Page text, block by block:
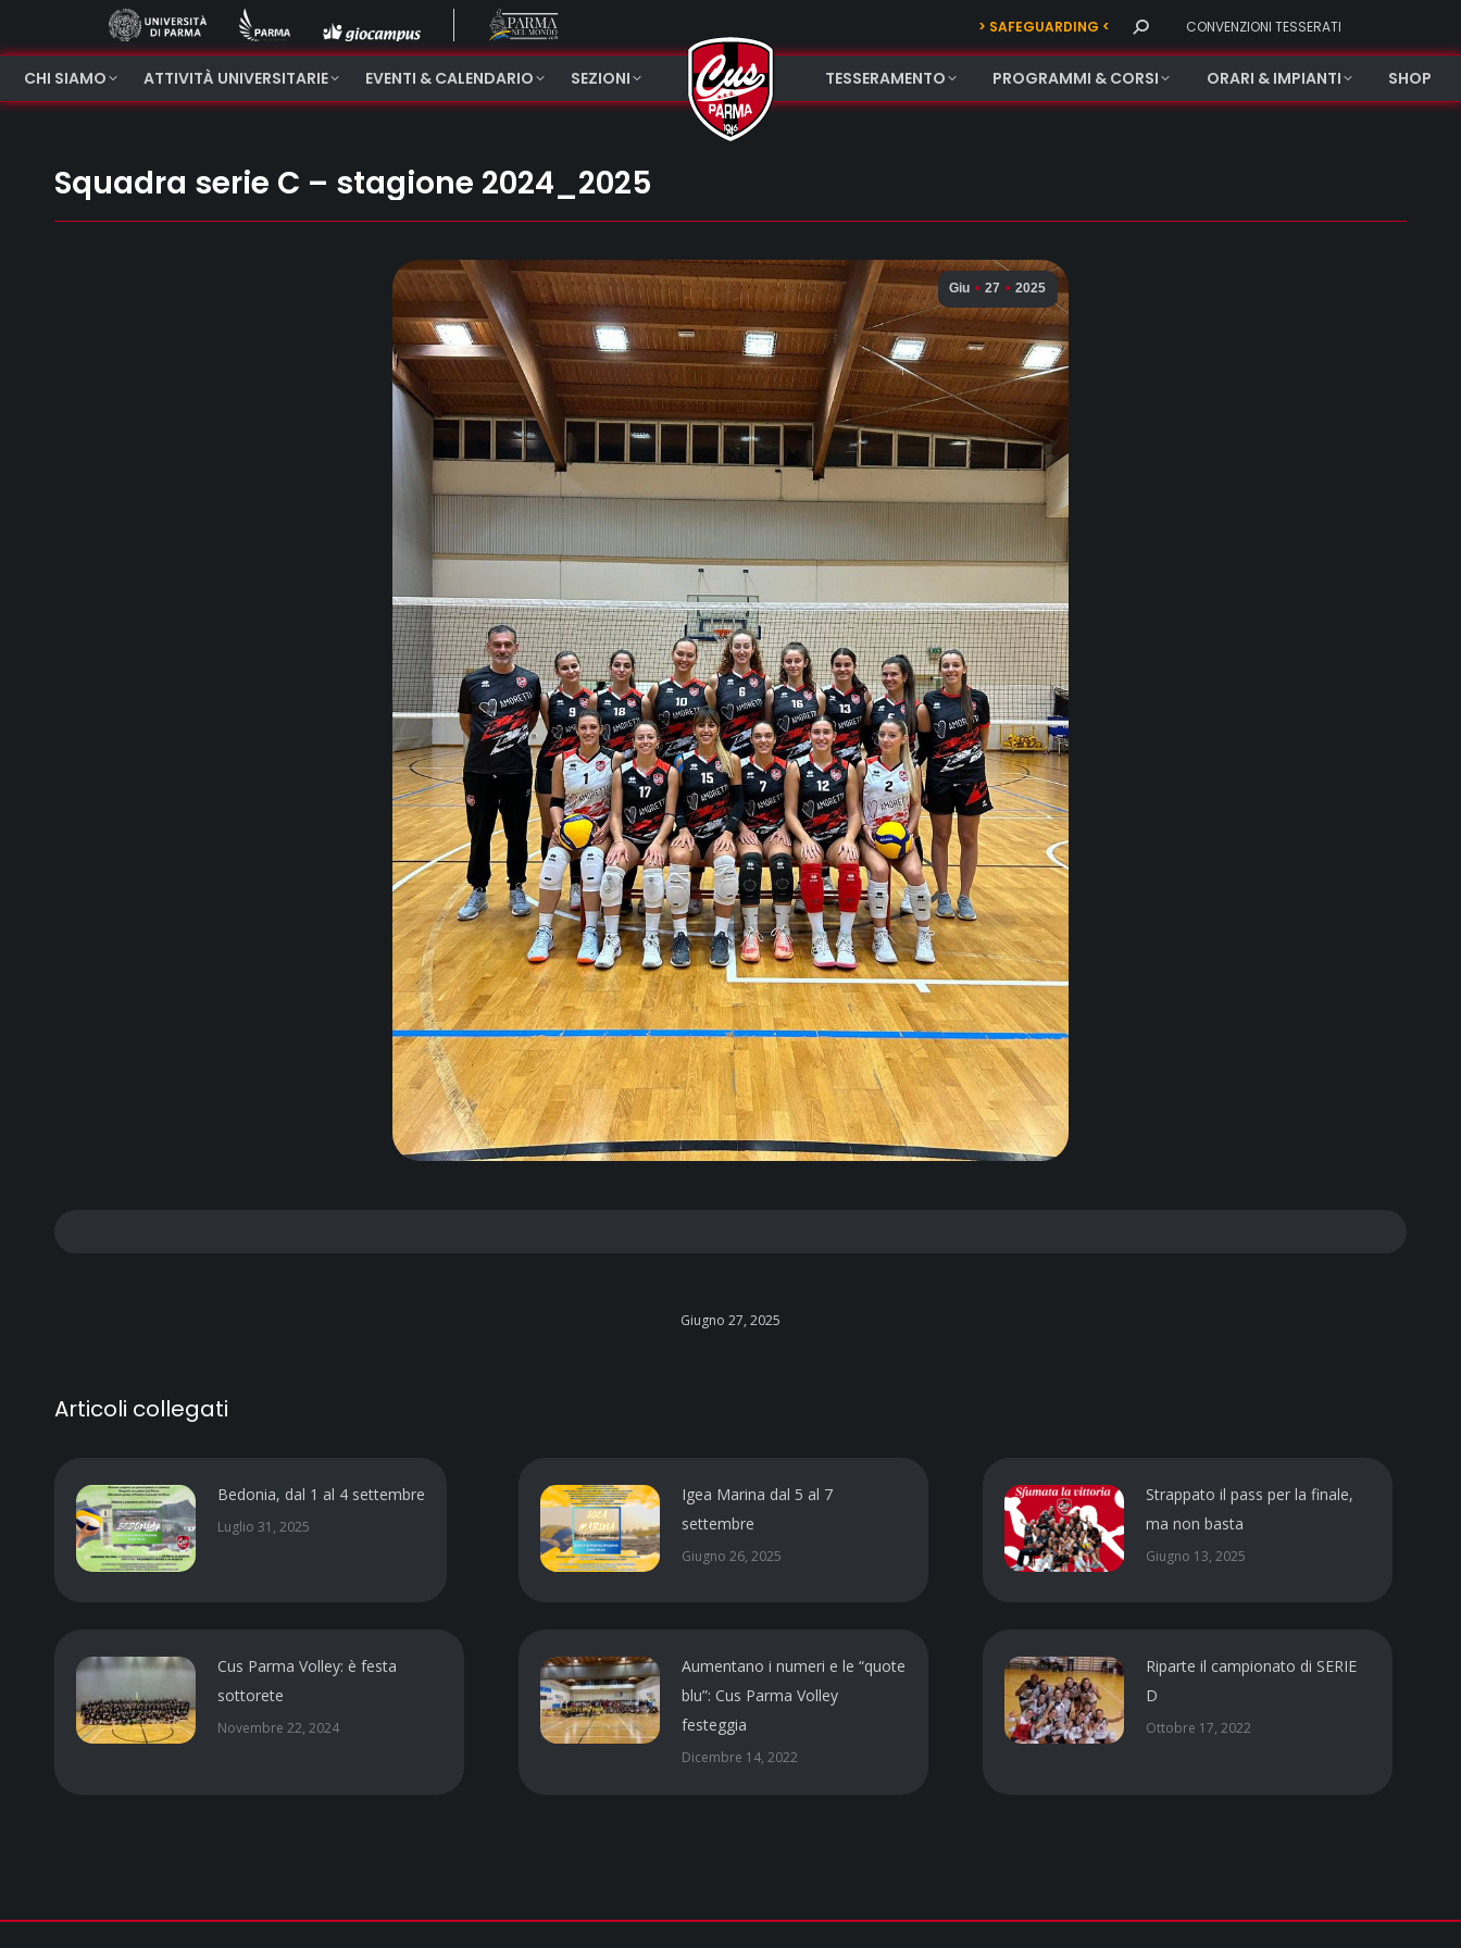
> SAFEGUARDING < Search: CONVENZIONI TESSERATI
CHI SIAMO ATTIVITÀ UNIVERSITARIE EVENTI & CALENDARIO SEZIONI TESSERAMENTO PROGRAMMI & CORSI ORARI & IMPIANTI SHOP
Squadra serie C – stagione 2024_2025
Giu 27 2025
Giugno 27, 2025
Articoli collegati
Bedonia, dal 1 al 4 settembre
Luglio 31, 2025
Igea Marina dal 5 al 7
settembre
Giugno 26, 2025
Strappato il pass per la finale,
ma non basta
Giugno 13, 2025
Cus Parma Volley: è festa
sottorete
Novembre 22, 2024
Aumentano i numeri e le “quote
blu”: Cus Parma Volley
festeggia
Dicembre 14, 2022
Riparte il campionato di SERIE
D
Ottobre 17, 2022